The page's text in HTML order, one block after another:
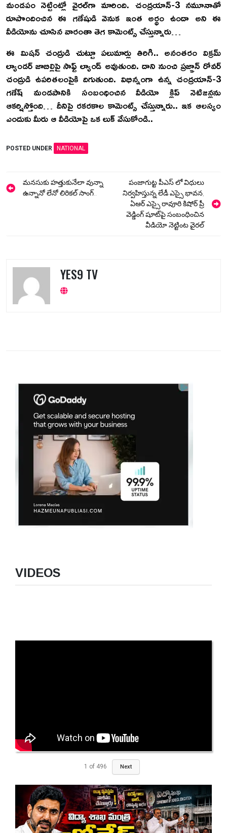
మండపం నెట్టింట్లో వైరల్‌గా మారింది. చంద్రయాన్‌-3 నమూనాతో
రూపొందించిన ఈ గణేషుడి వెనుక ఇంత అర్థం ఉందా అని ఈ
వీడియోను చూసిన వారంతా తెగ కామెంట్స్ చేస్తున్నారు…
ఈ మిషన్‌ చంద్రుడి చుట్టూ పలుమార్లు తిరిగి.. అనంతరం విక్రమ్‌
ల్యాండర్‌ జాబిల్లిపై సాఫ్ట్‌ ల్యాండ్‌ అవుతుంది. దాని నుంచి ప్రజ్ఞాన్‌ రోవర్‌
చంద్రుడి ఉపరితలంపైకి దిగుతుంది. విభిన్నంగా ఉన్న చంద్రయాన్‌-3
గణేష్‌ మండపానికి సంబంధించిన వీడియో క్లిప్‌ నెటిజన్లను
ఆకర్షిస్తోంది… దీనిపై రకరకాల కామెంట్స్ చేస్తున్నారు.. ఇక ఆలస్యం
ఎందుకు మీరు ఆ వీడియోపై ఒక లుక్ వేసుకోండి..
POSTED UNDER NATIONAL
Post
navigation
మనసుకు హత్తుకునేలా వున్నా
ఉన్నానో లేనో లిరికల్ సాంగ్..
పంజాగుట్ట పీఎస్ లో విధులు
నిర్వహిస్తున్న లేడీ ఎస్సై భావన,
ఏఆర్ ఎస్సై రావూరి కిషోర్ ప్రీ
వెడ్డింగ్ షూట్‌పై సంబంధించిన
వీడియో నెట్టింట వైరల్‌
YES9 TV
VIDEOS
1 of 496 Next